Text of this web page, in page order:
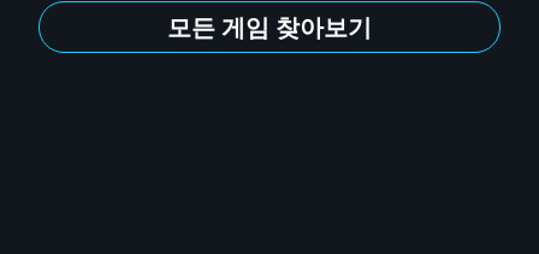
모든 게임 찾아보기